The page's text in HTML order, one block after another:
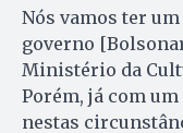
Nós vamos ter
governo
Ministério da
Porém, já com
nestas